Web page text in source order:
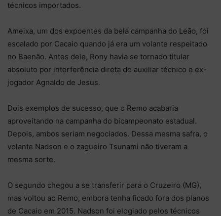
técnicos importados.
Ameixa, um dos expoentes da bela campanha do Leão, foi
escalado por Cacaio quando já era um volante respeitado
no Baenão. Antes dele, Rony havia se tornado titular
absoluto por interferência direta do auxiliar técnico e ex-
jogador Agnaldo de Jesus.
Dois exemplos de sucesso, que o Remo acabaria
aproveitando na campanha do bicampeonato estadual.
Depois, ambos seriam negociados. Dessa mesma safra, o
volante Nadson e o zagueiro Tsunami não tiveram a
mesma sorte.
O segundo chegou a se transferir para o Cruzeiro (MG),
mas voltou ao Remo, embora tenha ficado fora dos planos
de Cacaio em 2015. Nadson foi elogiado pelos técnicos